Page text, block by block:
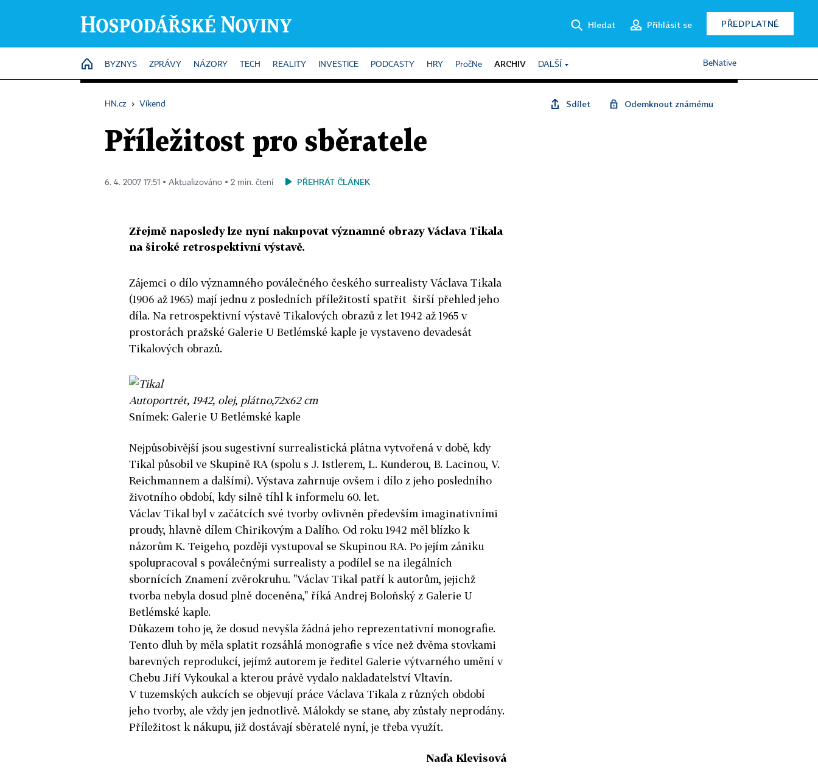
Hledat Přihlásit se PŘEDPLATNÉ
HOME
BYZNYS ZPRÁVY NÁZORY TECH REALITY INVESTICE PODCASTY HRY PročNe ARCHIV DALŠÍ BeNative
HN.cz › Víkend Sdílet Odemknout známému
Příležitost pro sběratele
6. 4. 2007 17:51 ▪ Aktualizováno ▪ 2 min. čtení PŘEHRÁT ČLÁNEK
Zřejmě naposledy lze nyní nakupovat významné obrazy Václava Tikala
na široké retrospektivní výstavě.
Zájemci o dílo významného poválečného českého surrealisty Václava Tikala
(1906 až 1965) mají jednu z posledních příležitostí spatřit širší přehled jeho
díla. Na retrospektivní výstavě Tikalových obrazů z let 1942 až 1965 v
prostorách pražské Galerie U Betlémské kaple je vystaveno devadesát
Tikalových obrazů.
Autoportrét, 1942, olej, plátno,72x62 cm
Snímek: Galerie U Betlémské kaple
Nejpůsobivější jsou sugestivní surrealistická plátna vytvořená v době, kdy
Tikal působil ve Skupině RA (spolu s J. Istlerem, L. Kunderou, B. Lacinou, V.
Reichmannem a dalšími). Výstava zahrnuje ovšem i dílo z jeho posledního
životního období, kdy silně tíhl k informelu 60. let.
Václav Tikal byl v začátcích své tvorby ovlivněn především imaginativními
proudy, hlavně dílem Chirikovým a Dalího. Od roku 1942 měl blízko k
názorům K. Teigeho, později vystupoval se Skupinou RA. Po jejím zániku
spolupracoval s poválečnými surrealisty a podílel se na ilegálních
sbornících Znamení zvěrokruhu. "Václav Tikal patří k autorům, jejichž
tvorba nebyla dosud plně doceněna," říká Andrej Boloňský z Galerie U
Betlémské kaple.
Důkazem toho je, že dosud nevyšla žádná jeho reprezentativní monografie.
Tento dluh by měla splatit rozsáhlá monografie s více než dvěma stovkami
barevných reprodukcí, jejímž autorem je ředitel Galerie výtvarného umění v
Chebu Jiří Vykoukal a kterou právě vydalo nakladatelství Vltavín.
V tuzemských aukcích se objevují práce Václava Tikala z různých období
jeho tvorby, ale vždy jen jednotlivě. Málokdy se stane, aby zůstaly neprodány.
Příležitost k nákupu, již dostávají sběratelé nyní, je třeba využít.
Naďa Klevisová